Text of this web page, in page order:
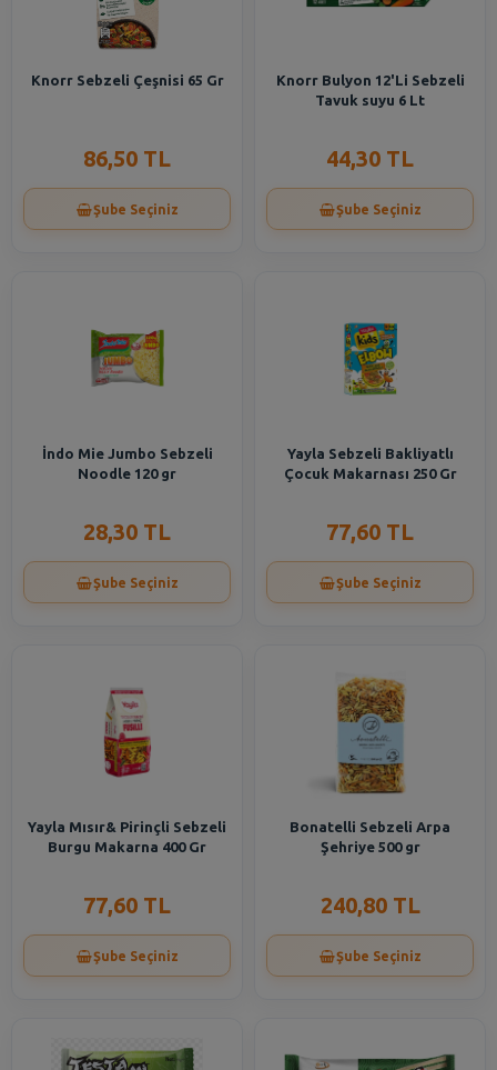
Knorr Sebzeli Çeşnisi 65 Gr
86,50 TL
Şube Seçiniz
Knorr Bulyon 12'Li Sebzeli
Tavuk suyu 6 Lt
44,30 TL
Şube Seçiniz
İndo Mie Jumbo Sebzeli
Noodle 120 gr
28,30 TL
Şube Seçiniz
Yayla Sebzeli Bakliyatlı
Çocuk Makarnası 250 Gr
77,60 TL
Şube Seçiniz
Yayla Mısır& Pirinçli Sebzeli
Burgu Makarna 400 Gr
77,60 TL
Şube Seçiniz
Bonatelli Sebzeli Arpa
Şehriye 500 gr
240,80 TL
Şube Seçiniz